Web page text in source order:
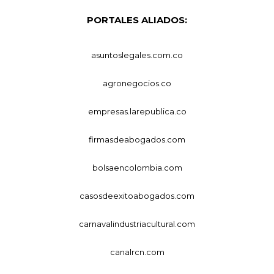
PORTALES ALIADOS:
asuntoslegales.com.co
agronegocios.co
empresas.larepublica.co
firmasdeabogados.com
bolsaencolombia.com
casosdeexitoabogados.com
carnavalindustriacultural.com
canalrcn.com